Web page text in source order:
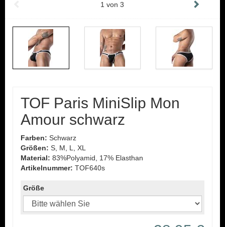
1 von3
TOF Paris MiniSlip Mon
Amour schwarz
Farben: Schwarz
Größen: S, M, L, XL
Material: 83%Polyamid, 17% Elasthan
Artikelnummer: TOF640s
Größe